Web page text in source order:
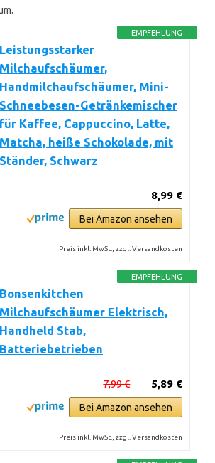
EMPFEHLUNG
Leistungsstarker
Milchaufschäumer,
Handmilchaufschäumer, Mini-
Schneebesen-Getränkemischer
für Kaffee, Cappuccino, Latte,
Matcha, heiße Schokolade, mit
Ständer, Schwarz
8,99 €
Bei Amazon ansehen
Preis inkl. MwSt., zzgl. Versandkosten
EMPFEHLUNG
Bonsenkitchen
Milchaufschäumer Elektrisch,
Handheld Stab,
Batteriebetrieben
5,89 €
7,99 €
Bei Amazon ansehen
Preis inkl. MwSt., zzgl. Versandkosten